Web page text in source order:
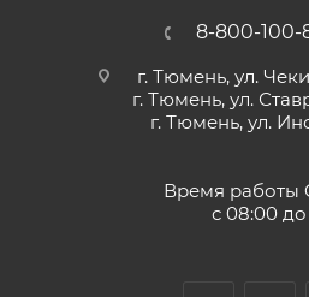
8-800-100-
г. Тюмень, ул.
г. Тюмень, ул.
г. Тюмень, ул.
Время работы
с 08:00